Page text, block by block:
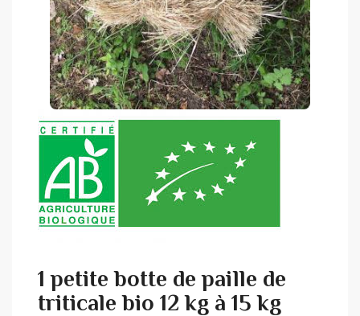
1 petite botte de paille de
triticale bio 12 kg à 15 kg